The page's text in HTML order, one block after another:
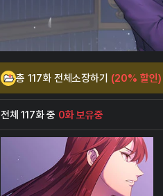
총 117화 전체소장하기 (20% 할인)
전체 117화 중 0화 보유중